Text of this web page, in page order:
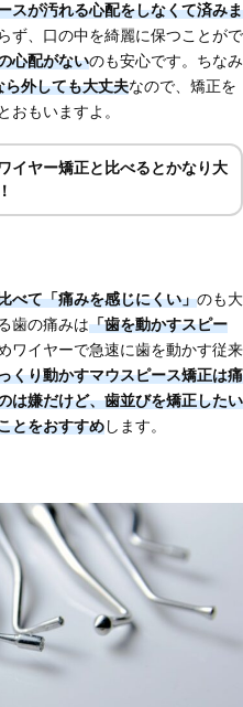
スが汚れる心配をしなくて済みま
ず、口の中を綺麗に保つことがで
心配がないのも安心です。ちなみ
外しても大丈夫なので、矯正を
おもいますよ。
イヤー矯正と比べるとかなり大
べて「痛みを感じにくい」のも大
歯の痛みは「歯を動かすスピー
ワイヤーで急速に歯を動かす従来
くり動かすマウスピース矯正は痛
は嫌だけど、歯並びを矯正したい
とをおすすめします。